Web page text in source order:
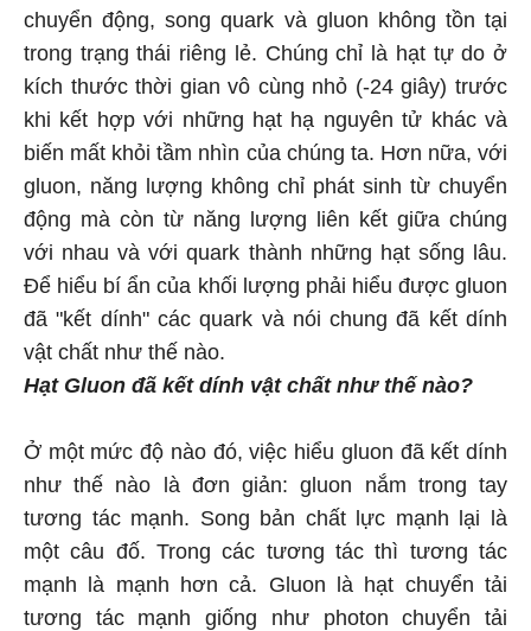
chuyển động, song quark và gluon không tồn tại
trong trạng thái riêng lẻ. Chúng chỉ là hạt tự do ở
kích thước thời gian vô cùng nhỏ (-24 giây) trước
khi kết hợp với những hạt hạ nguyên tử khác và
biến mất khỏi tầm nhìn của chúng ta. Hơn nữa, với
gluon, năng lượng không chỉ phát sinh từ chuyển
động mà còn từ năng lượng liên kết giữa chúng
với nhau và với quark thành những hạt sống lâu.
Để hiểu bí ẩn của khối lượng phải hiểu được gluon
đã "kết dính" các quark và nói chung đã kết dính
vật chất như thế nào.
Hạt Gluon đã kết dính vật chất như thế nào?
Ở một mức độ nào đó, việc hiểu gluon đã kết dính
như thế nào là đơn giản: gluon nắm trong tay
tương tác mạnh. Song bản chất lực mạnh lại là
một câu đố. Trong các tương tác thì tương tác
mạnh là mạnh hơn cả. Gluon là hạt chuyển tải
tương tác mạnh giống như photon chuyển tải